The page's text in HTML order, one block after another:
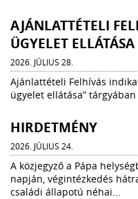
AJÁNLATTÉTELI
ÜGYELET ELLÁTÁSA
2026. JÚLIUS 28.
Ajánlattételi Felhívás
ügyelet ellátása” tárgyában
HIRDETMÉNY
2026. JÚLIUS 24.
A közjegyző a Pápa
napján, végintézkedés
családi állapotú néhai...